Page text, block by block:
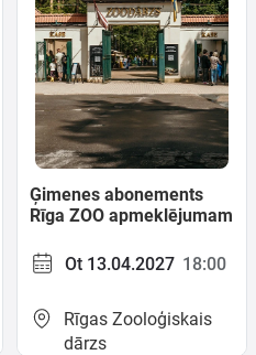
Ģimenes abonements
Rīga ZOO apmeklējumam
Ot 13.04.2027 18:00
Rīgas Zooloģiskais
dārzs